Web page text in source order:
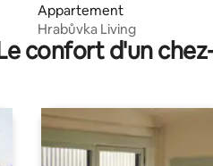
Appartement
Hrabůvka Living
confort d'un